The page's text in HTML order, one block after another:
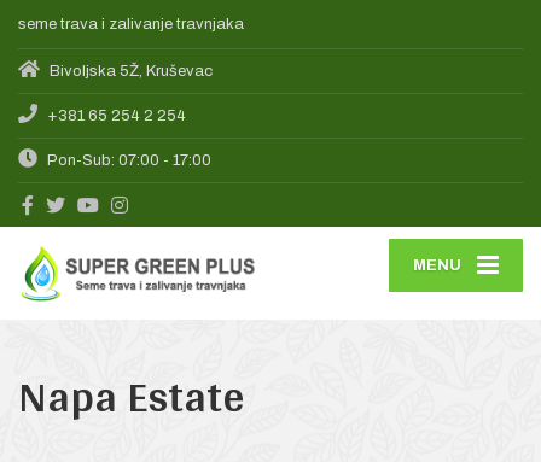
seme trava i zalivanje travnjaka
Bivoljska 5Ž, Kruševac
+381 65 254 2 254
Pon-Sub: 07:00 - 17:00
MENU
Napa Estate